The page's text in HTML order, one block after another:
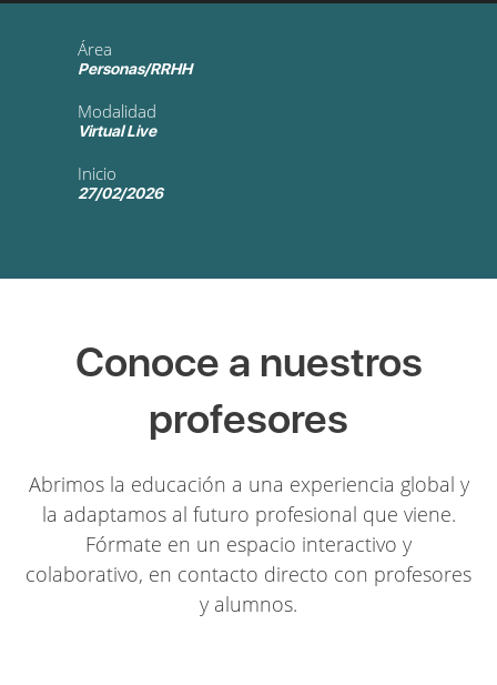
Área
Personas/RRHH
Modalidad
Virtual Live
Inicio
27/02/2026
Conoce a nuestros
profesores
Abrimos la educación a una experiencia global y
la adaptamos al futuro profesional que viene.
Fórmate en un espacio interactivo y
colaborativo, en contacto directo con profesores
y alumnos.